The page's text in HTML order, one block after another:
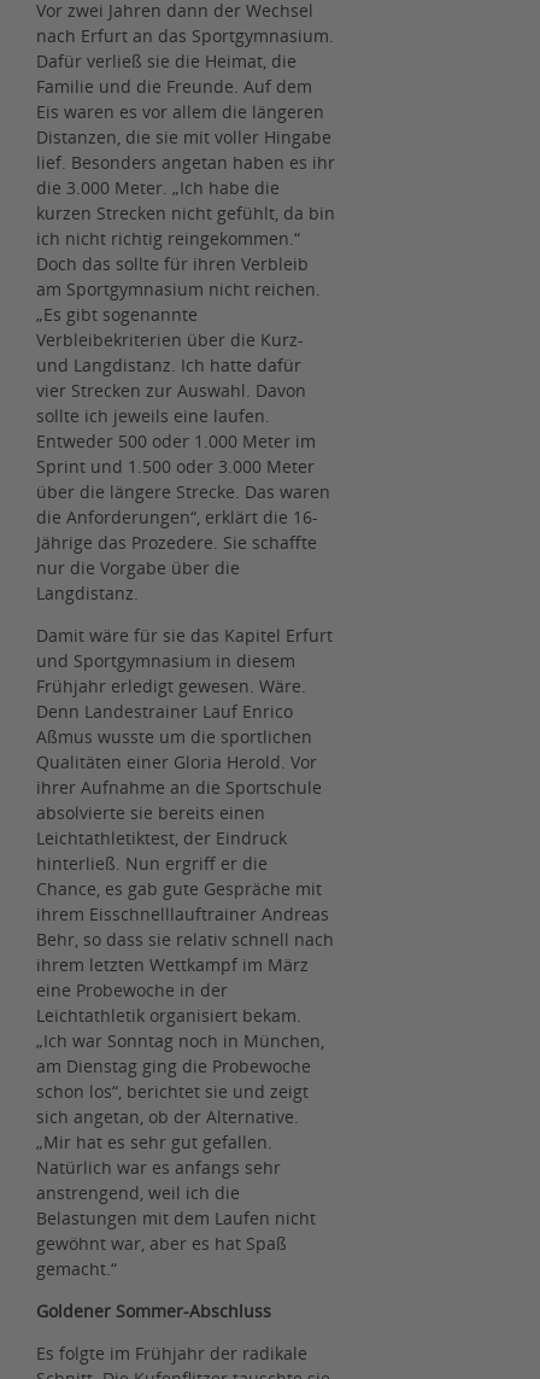
Vor zwei Jahren dann der Wechsel
nach Erfurt an das Sportgymnasium.
Dafür verließ sie die Heimat, die
Familie und die Freunde. Auf dem
Eis waren es vor allem die längeren
Distanzen, die sie mit voller Hingabe
lief. Besonders angetan haben es ihr
die 3.000 Meter. „Ich habe die
kurzen Strecken nicht gefühlt, da bin
ich nicht richtig reingekommen.“
Doch das sollte für ihren Verbleib
am Sportgymnasium nicht reichen.
„Es gibt sogenannte
Verbleibekriterien über die Kurz-
und Langdistanz. Ich hatte dafür
vier Strecken zur Auswahl. Davon
sollte ich jeweils eine laufen.
Entweder 500 oder 1.000 Meter im
Sprint und 1.500 oder 3.000 Meter
über die längere Strecke. Das waren
die Anforderungen“, erklärt die 16-
Jährige das Prozedere. Sie schaffte
nur die Vorgabe über die
Langdistanz.
Damit wäre für sie das Kapitel Erfurt
und Sportgymnasium in diesem
Frühjahr erledigt gewesen. Wäre.
Denn Landestrainer Lauf Enrico
Aßmus wusste um die sportlichen
Qualitäten einer Gloria Herold. Vor
ihrer Aufnahme an die Sportschule
absolvierte sie bereits einen
Leichtathletiktest, der Eindruck
hinterließ. Nun ergriff er die
Chance, es gab gute Gespräche mit
ihrem Eisschnelllauftrainer Andreas
Behr, so dass sie relativ schnell nach
ihrem letzten Wettkampf im März
eine Probewoche in der
Leichtathletik organisiert bekam.
„Ich war Sonntag noch in München,
am Dienstag ging die Probewoche
schon los“, berichtet sie und zeigt
sich angetan, ob der Alternative.
„Mir hat es sehr gut gefallen.
Natürlich war es anfangs sehr
anstrengend, weil ich die
Belastungen mit dem Laufen nicht
gewöhnt war, aber es hat Spaß
gemacht.“
Goldener Sommer-Abschluss
Es folgte im Frühjahr der radikale